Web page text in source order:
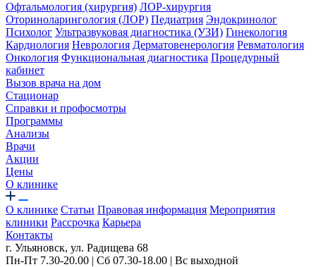
Офтальмология (хирургия) ЛОР-хирургия
Оториноларингология (ЛОР) Педиатрия Эндокринолог
Психолог Ультразвуковая диагностика (УЗИ) Гинекология
Кардиология Неврология Дерматовенерология Ревматология
Онкология Функциональная диагностика Процедурный
кабинет
Вызов врача на дом
Стационар
Справки и профосмотры
Программы
Анализы
Врачи
Акции
Цены
О клинике
О клинике Статьи Правовая информация Мероприятия
клиники Рассрочка Карьера
Контакты
г. Ульяновск, ул. Радищева 68
Пн-Пт 7.30-20.00 | Сб 07.30-18.00 | Вс выходной